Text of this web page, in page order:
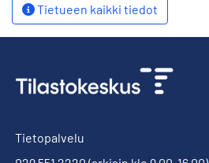
Tietueen kaikki tiedot
Tietopalvelu